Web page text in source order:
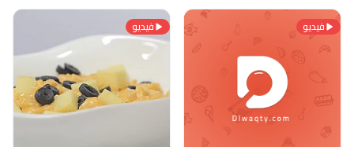
فيديو فيديو